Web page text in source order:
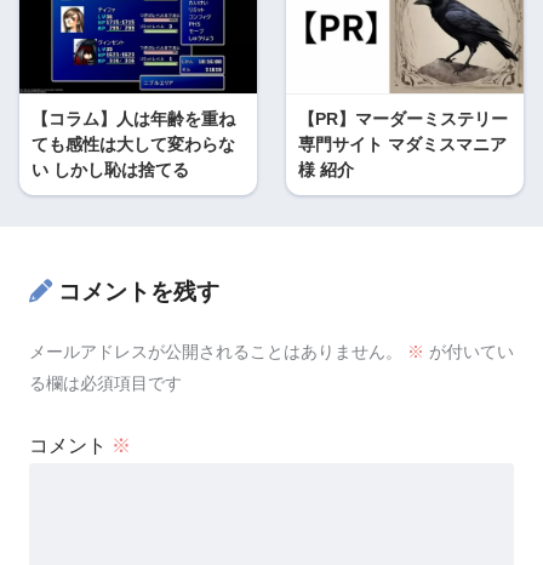
【コラム】人は年齢を重ね
ても感性は大して変わらな
い しかし恥は捨てる
【PR】マーダーミステリー
専門サイト マダミスマニア
様 紹介
コメントを残す
メールアドレスが公開されることはありません。 ※ が付いてい
る欄は必須項目です
コメント ※